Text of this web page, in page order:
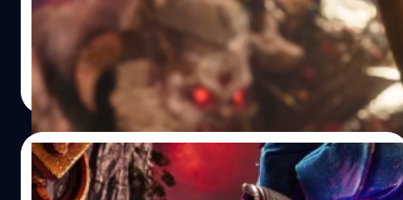
เป็นการยืนยันว่าเกมนี้จะวางจำหน่ายในวันที่ 1 มีนาคม 2022
บนแพลตฟอร์ม PlayStation 4, Xbox One และ PC (Steam)
นอกจากนี้ Devolver Digital ยังประกาศว่า ไมค์ โมห์ (Mike
Moh), แอนโดรเมดา ดังค์เกอร์ (Andromeda Dunker) และ
ซองวอน โช (SungWon Cho) จะเป็นผู้พากย์เสียงตัวละคร โล
แวง (Lo Wang), โมโตโกะ (Motoko) และซิลลา (Zilla) แถม อ
เล็กซ์ โดเบรนโก (Alex Dobrenko) จะกลับมาพากย์เสียงเป็น
โฮจิ…
ศุภกร ประเสริฐศิลป์| 1647 days ago
Read More
18/01/2022
Shadow Warrior 3 เตรียมวางจำหน่าย 1 มี.ค.